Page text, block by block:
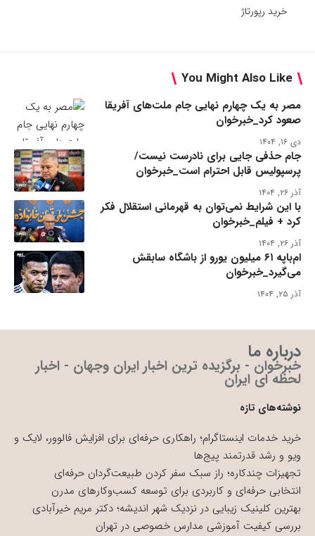
خرید رپورتاژ
You Might Also Like
مصر به یک چهارم نهایی جام ملت‌های آفریقا
صعود کرد_خبرخوان
دی ۱۶, ۱۴۰۴
جام حذفی جایی برای نادرست نیست/
پرسپولیس قابل احترام است_خبرخوان
آذر ۲۶, ۱۴۰۴
با این شرایط نمی‌توان به قهرمانی استقلال فکر
کرد + فیلم_خبرخوان
آذر ۲۶, ۱۴۰۴
ام‌باپه ۶۱ میلیون یورو از باشگاه سابقش
می‌گیرد_خبرخوان
آذر ۲۵, ۱۴۰۴
درباره ما
خبرخوان - برگزیده ترین اخبار ایران وجهان - اخبار
لحظه ای ایران
نوشته‌های تازه
خرید خدمات اینستاگرام؛ راهکاری حرفه‌ای برای افزایش فالوور، لایک و
ویو و رشد قدرتمند پیج‌ها
تجهیزات چندکاره؛ راز سبک سفر کردن طبیعت‌گردان حرفه‌ای
انتخابی حرفه‌ای و کاربردی برای توسعه کسب‌وکارهای مدرن
بهترین کلینیک زیبایی در نزدیک شهر اندیشه؛ دکتر مریم خیرآبادی
بررسی کیفیت آموزشی مدارس خصوصی در تهران